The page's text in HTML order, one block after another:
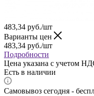
483,34 руб./шт
Варианты цен
483,34 руб./шт
Подробности
Цена указана с учетом
Есть в наличии
Самовывоз сегодня -